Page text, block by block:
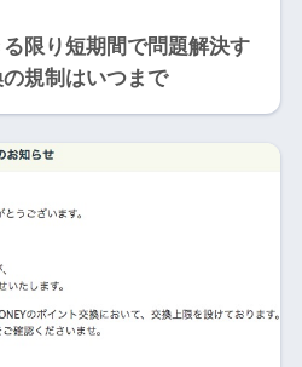
限り短期間で問題解決す
規制はいつまで